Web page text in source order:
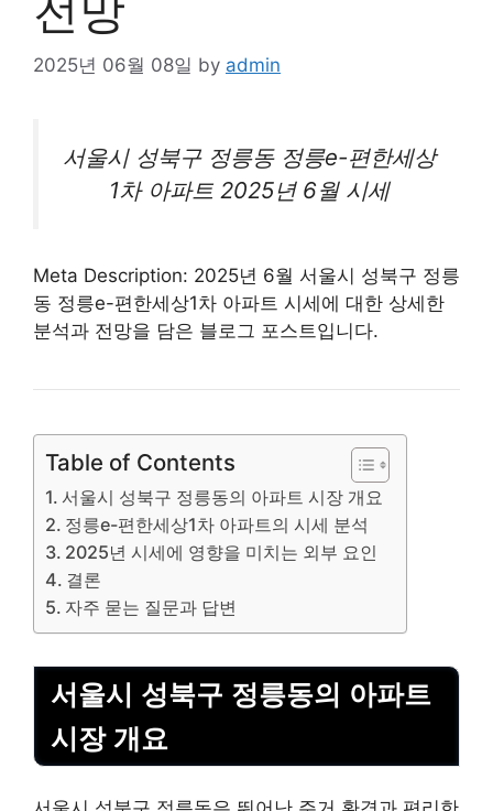
2025년 06월 08일 by admin
서울시 성북구정릉동 정릉e-편한세상
1차 아파트 2025년 6월 시세
Meta Description: 2025년 6월 서울시 성북구 정릉
동 정릉e-편한세상1차 아파트 시세에 대한 상세한
분석과 전망을 담은 블로그 포스트입니다.
Table of Contents
서울시 성북구 정릉동의 아파트 시장 개요
정릉e-편한세상1차 아파트의 시세 분석
2025년 시세에 영향을 미치는 외부 요인
결론
자주 묻는 질문과 답변
서울시 성북구 정릉동의 아파트
시장 개요